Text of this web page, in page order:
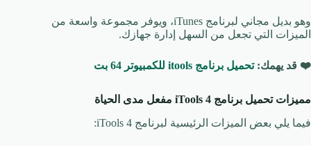
وهو بديل مجاني لبرنامج iTunes، ويوفر مجموعة واسعة من
الميزات التي تجعل من السهل إدارة جهازك.
❤️ قد يهمك:تحميل برنامج itools للكمبيوتر 64 بت
مميزات تحميل برنامج iTools 4
مفعل مدى الحياة
فيما يلي بعض الميزات الرئيسية لبرنامج iTools 4: